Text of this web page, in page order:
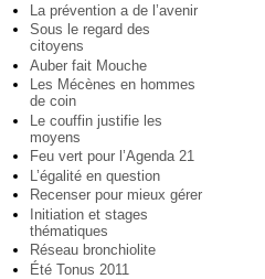
La prévention a de l’avenir
Sous le regard des
citoyens
Auber fait Mouche
Les Mécènes en hommes
de coin
Le couffin justifie les
moyens
Feu vert pour l’Agenda 21
L’égalité en question
Recenser pour mieux gérer
Initiation et stages
thématiques
Réseau bronchiolite
Été Tonus 2011